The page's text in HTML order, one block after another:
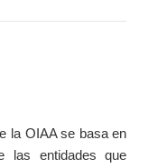
la OIAA se basa en
las entidades que